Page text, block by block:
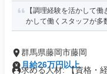
【調理経験を活かして
かして働くスタッフが多
群馬県藤岡市藤岡
月給26万円以上
求める人材: 【資格・